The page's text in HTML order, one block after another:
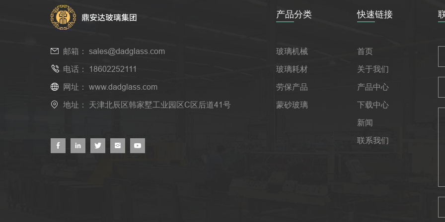
邮箱： sales@dadglass.com
电话： 18602252111
网址： www.dadglass.com
地址： 天津北辰区韩家墅工业园区C区后道41号
产品分类
玻璃机械
玻璃耗材
劳保产品
蒙砂玻璃
快速链接
首页
关于我们
产品中心
下载中心
新闻
联系我们